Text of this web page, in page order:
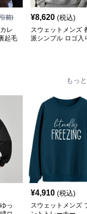
前)
レ
起毛
¥8,620 (税込)
スウェットメンズ
派シンプル ロゴ入
もっ
っ
¥4,910 (税込)
スウェットメンズ